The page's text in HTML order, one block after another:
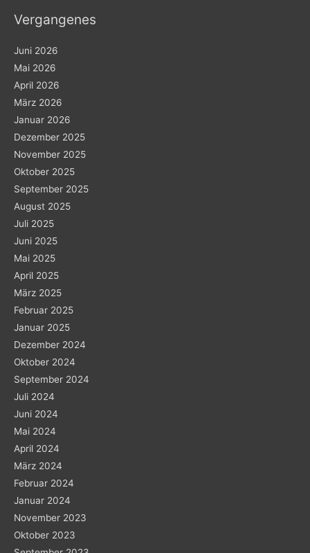
Vergangenes
Juni 2026
Mai 2026
April 2026
März 2026
Januar 2026
Dezember 2025
November 2025
Oktober 2025
September 2025
August 2025
Juli 2025
Juni 2025
Mai 2025
April 2025
März 2025
Februar 2025
Januar 2025
Dezember 2024
Oktober 2024
September 2024
Juli 2024
Juni 2024
Mai 2024
April 2024
März 2024
Februar 2024
Januar 2024
November 2023
Oktober 2023